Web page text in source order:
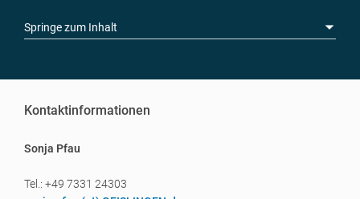
Springe zum Inhalt
Kontaktinformationen
Sonja Pfau
Tel.: +49 7331 24303